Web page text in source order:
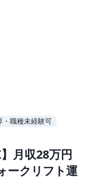
・職種未経験可
月収28万円
ークリフト運